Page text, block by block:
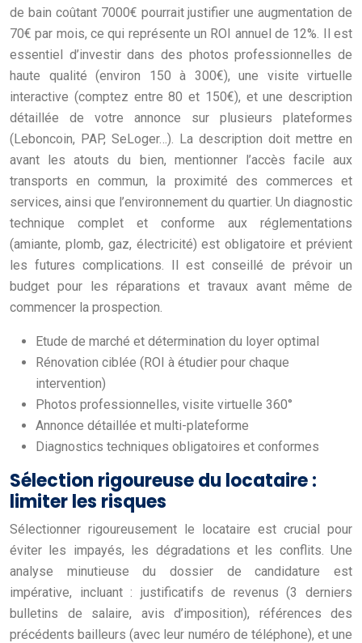
de bain coûtant 7000€ pourrait justifier une augmentation de
70€ par mois, ce qui représente un ROI annuel de 12%. Il est
essentiel d’investir dans des photos professionnelles de
haute qualité (environ 150 à 300€), une visite virtuelle
interactive (comptez entre 80 et 150€), et une description
détaillée de votre annonce sur plusieurs plateformes
(Leboncoin, PAP, SeLoger…). La description doit mettre en
avant les atouts du bien, mentionner l’accès facile aux
transports en commun, la proximité des commerces et
services, ainsi que l’environnement du quartier. Un diagnostic
technique complet et conforme aux réglementations
(amiante, plomb, gaz, électricité) est obligatoire et prévient
les futures complications. Il est conseillé de prévoir un
budget pour les réparations et travaux avant même de
commencer la prospection.
Etude de marché et détermination du loyer optimal
Rénovation ciblée (ROI à étudier pour chaque
intervention)
Photos professionnelles, visite virtuelle 360°
Annonce détaillée et multi-plateforme
Diagnostics techniques obligatoires et conformes
Sélection rigoureuse du locataire :
limiter les risques
Sélectionner rigoureusement le locataire est crucial pour
éviter les impayés, les dégradations et les conflits. Une
analyse minutieuse du dossier de candidature est
impérative, incluant : justificatifs de revenus (3 derniers
bulletins de salaire, avis d’imposition), références des
précédents bailleurs (avec leur numéro de téléphone), et une